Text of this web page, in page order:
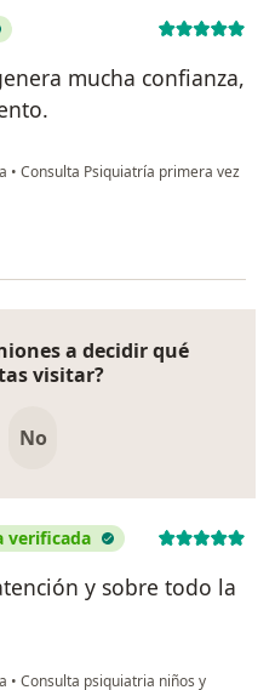
mucha confianza,
• Consulta Psiquiatría primera vez
a decidir qué
visitar?
No
verificada
y sobre todo la
• Consulta psiquiatria niños y